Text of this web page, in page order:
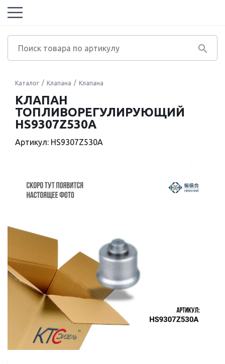
Каталог Клапана Клапана
КЛАПАН
ТОПЛИВОРЕГУЛИРУЮЩИЙ
HS9307Z530A
Артикул: HS9307Z530A